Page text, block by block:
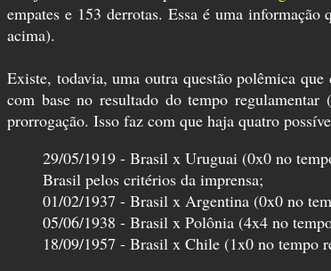
empates e 153 derrotas. Essa é uma
acima).
Existe, todavia, uma outra questão polêmica
com base no resultado do tempo
prorrogação. Isso faz com que haja quatro
29/05/1919 - Brasil x Uruguai (0x0 no
Brasil pelos critérios da imprensa;
01/02/1937 - Brasil x Argentina (0x0 no
05/06/1938 - Brasil x Polônia (4x4 no
18/09/1957 - Brasil x Chile (1x0 no tempo